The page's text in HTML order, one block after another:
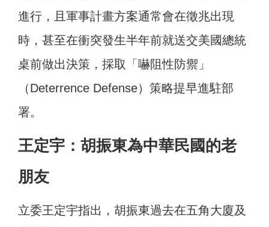
進行，且軍事計畫方案通常會在徵兆出現
時，甚至在衝突發生半年前就送交美國總統
桌前做出決策，採取「嚇阻性防禦」
（Deterrence Defense）策略提早進駐部
署。
王定宇：胡振東為中華民國的老
朋友
立委王定宇指出，胡振東過去在五角大廈及